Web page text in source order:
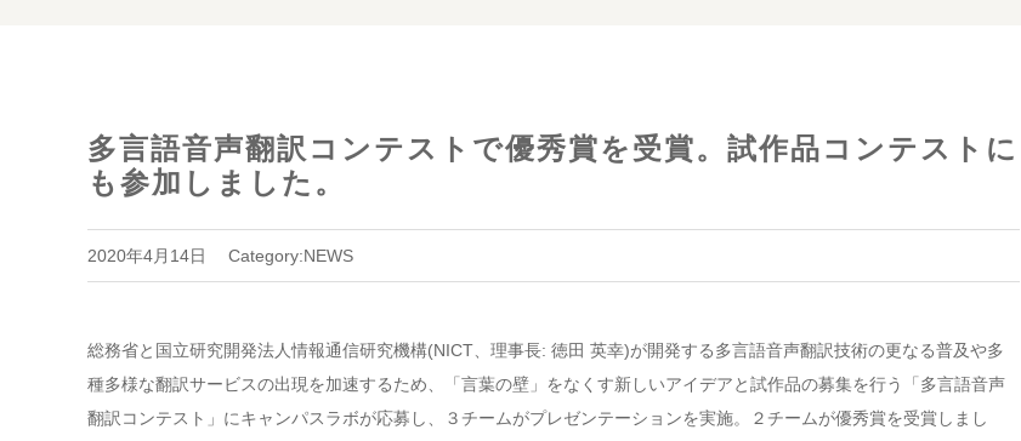
多言語音声翻訳コンテストで優秀賞を受賞。試作品コンテストに
も参加しました。
2020年4月14日 Category:NEWS
総務省と国立研究開発法人情報通信研究機構(NICT、理事長: 徳田 英幸)が開発する多言語音声翻訳技術の更なる普及や多
種多様な翻訳サービスの出現を加速するため、「言葉の壁」をなくす新しいアイデアと試作品の募集を行う「多言語音声
翻訳コンテスト」にキャンパスラボが応募し、３チームがプレゼンテーションを実施。２チームが優秀賞を受賞しまし